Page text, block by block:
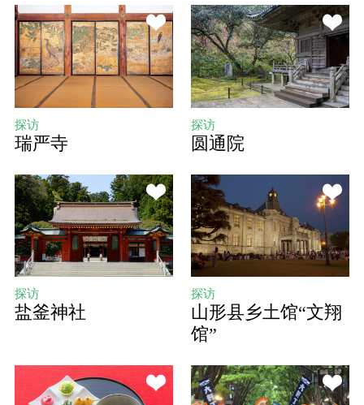
探访
瑞严寺
探访
圆通院
探访
盐釜神社
探访
山形县乡土馆“文翔
馆”